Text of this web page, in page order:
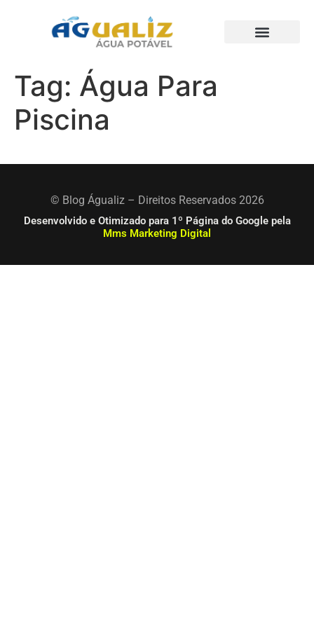
Tag: Água Para
Piscina
© Blog Águaliz – Direitos Reservados 2026
Desenvolvido e Otimizado para 1º Página do Google pela
Mms Marketing Digital